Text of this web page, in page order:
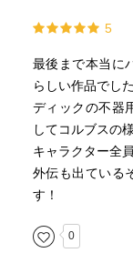
5
最後まで本当に
らしい作品でした
ディックの不器
してコルブスの
キャラクター全
外伝も出ている
す！
0